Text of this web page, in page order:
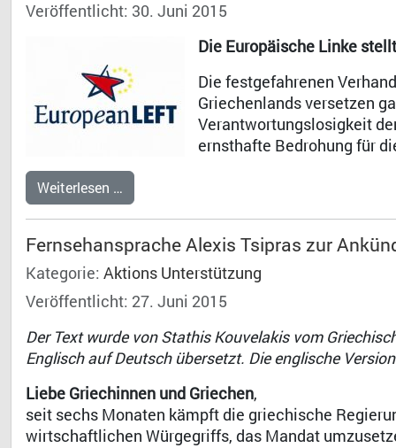
Veröffentlicht: 30. Juni 2015
Die Europäische Linke
Die festgefahrenen
Griechenlands versetzen
Verantwortungslosigkeit
ernsthafte Bedrohung für
Weiterlesen …
Fernsehansprache Alexis Tsipras zur
Kategorie: Aktions Unterstützung
Veröffentlicht: 27. Juni 2015
Der Text wurde von Stathis Kouvelakis vom
Englisch auf Deutsch übersetzt. Die englische
Liebe Griechinnen und Griechen,
seit sechs Monaten kämpft die griechische
wirtschaftlichen Würgegriffs, das Mandat